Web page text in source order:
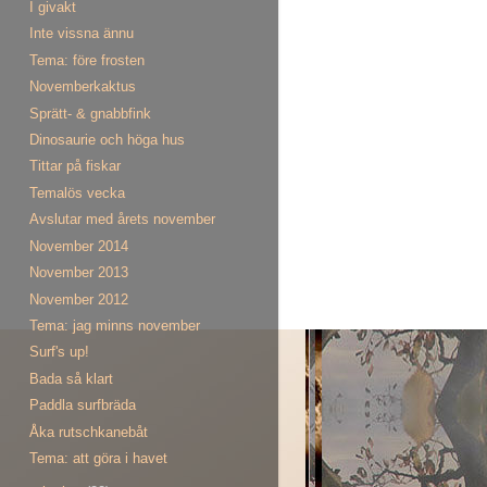
I givakt
Inte vissna ännu
Tema: före frosten
Novemberkaktus
Sprätt- & gnabbfink
Dinosaurie och höga hus
Tittar på fiskar
Temalös vecka
Avslutar med årets november
November 2014
November 2013
November 2012
Tema: jag minns november
Surf's up!
Bada så klart
Paddla surfbräda
Åka rutschkanebåt
Tema: att göra i havet